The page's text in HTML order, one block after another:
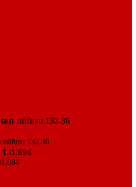
nüfusu 132.36